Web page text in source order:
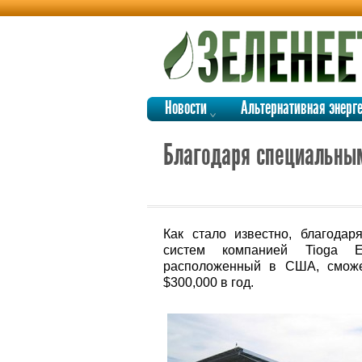
Новости Альтернативная
Благодаря
Как стало известно,
систем компанией Tioga
расположенный в США,
$300,000 в год.